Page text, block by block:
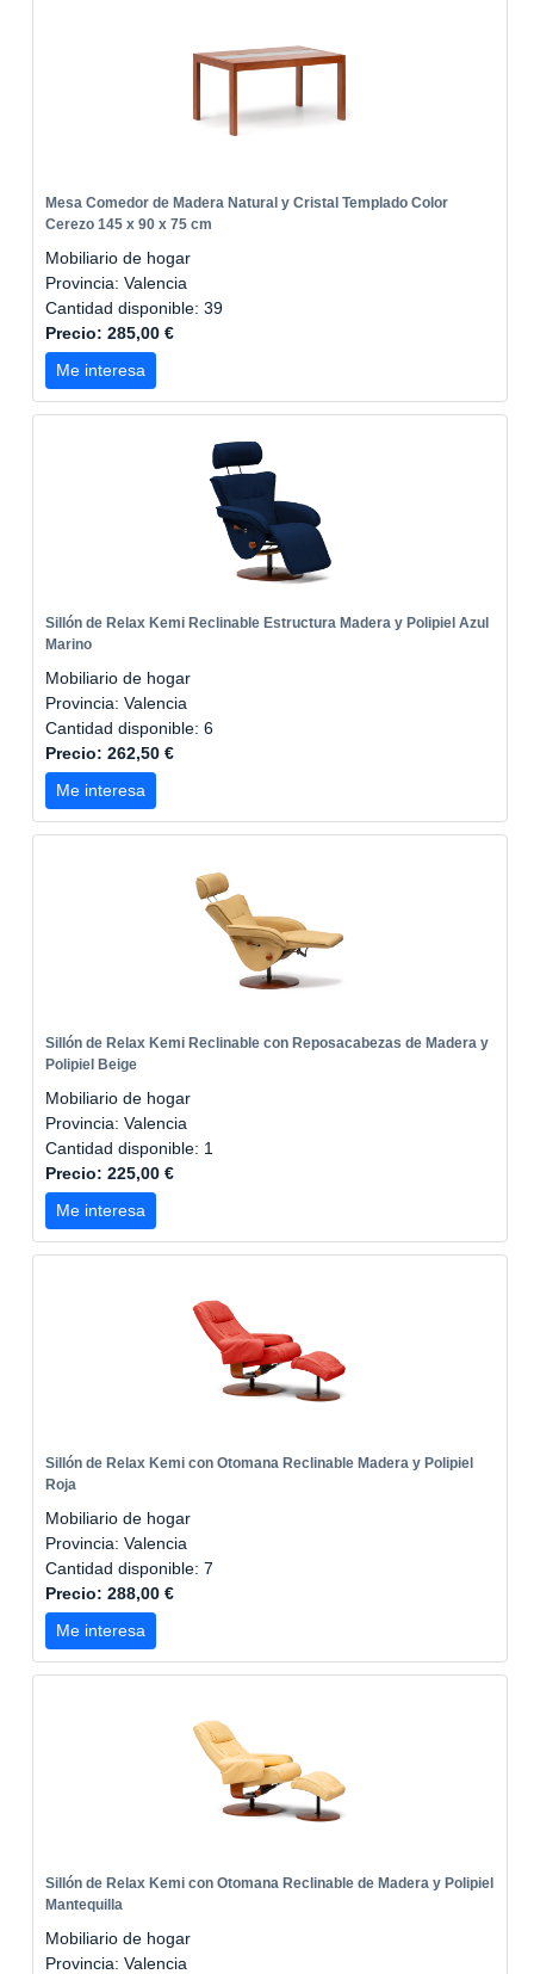
Mesa Comedor de Madera Natural y Cristal Templado Color
Cerezo 145 x 90 x 75 cm
Mobiliario de hogar
Provincia: Valencia
Cantidad disponible: 39
Precio: 285,00 €
Me interesa
Sillón de Relax Kemi Reclinable Estructura Madera y Polipiel Azul
Marino
Mobiliario de hogar
Provincia: Valencia
Cantidad disponible: 6
Precio: 262,50 €
Me interesa
Sillón de Relax Kemi Reclinable con Reposacabezas de Madera y
Polipiel Beige
Mobiliario de hogar
Provincia: Valencia
Cantidad disponible: 1
Precio: 225,00 €
Me interesa
Sillón de Relax Kemi con Otomana Reclinable Madera y Polipiel
Roja
Mobiliario de hogar
Provincia: Valencia
Cantidad disponible: 7
Precio: 288,00 €
Me interesa
Sillón de Relax Kemi con Otomana Reclinable de Madera y Polipiel
Mantequilla
Mobiliario de hogar
Provincia: Valencia